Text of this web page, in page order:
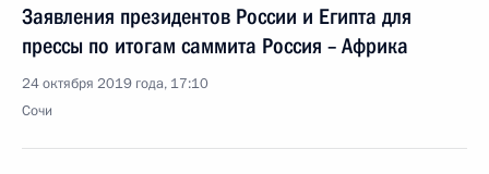
Заявления президентов России и Египта для
прессы по итогам саммита Россия – Африка
24 октября 2019 года, 17:10
Сочи